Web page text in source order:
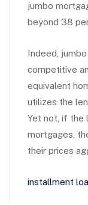
jumbo
beyond 38
Indeed,
competitive
equivalent
utilizes the
Yet not, if the
mortgages,
their prices
installment